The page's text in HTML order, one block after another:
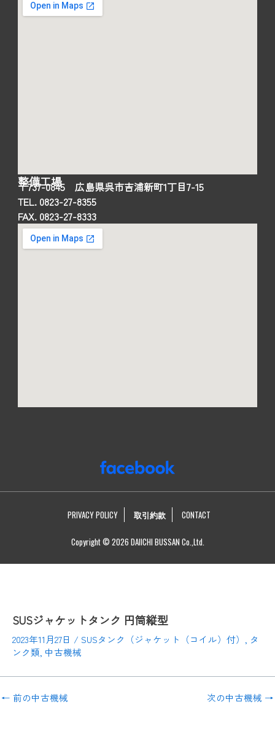
整備工場
〒737-0845 広島県呉市吉浦新町1丁目7-15
TEL. 0823-27-8355
FAX. 0823-27-8333
PRIVACY POLICY 取引約款 CONTACT
Copyright © 2026 DAIICHI BUSSAN Co.,Ltd.
SUSジャケットタンク 円筒縦型
2023年11月27日 / SUSタンク（ジャケット（コイル）付） , タ
ンク類, 中古機械
← 前の中古機械 次の中古機械 →